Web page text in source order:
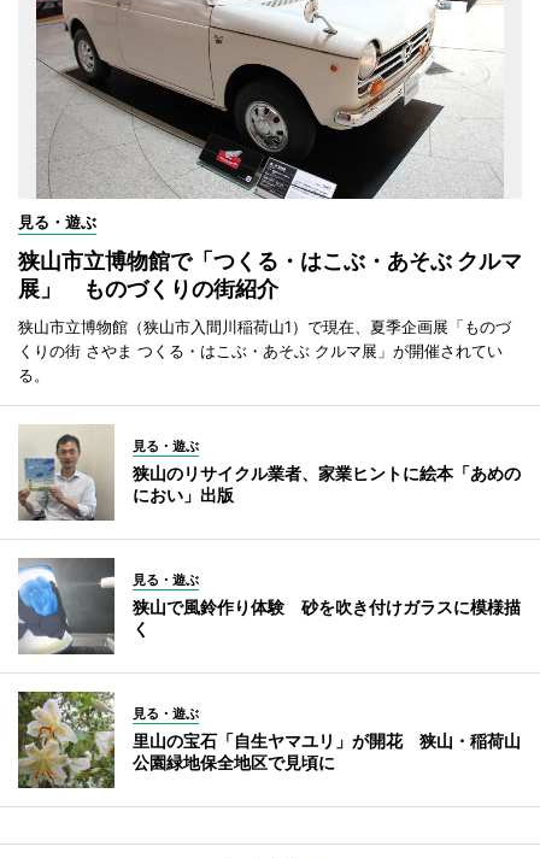
見る・遊ぶ
狭山市立博物館で「つくる・はこぶ・あそぶ クルマ
展」 ものづくりの街紹介
狭山市立博物館（狭山市入間川稲荷山1）で現在、夏季企画展「ものづ
くりの街 さやま つくる・はこぶ・あそぶ クルマ展」が開催されてい
る。
見る・遊ぶ
狭山のリサイクル業者、家業ヒントに絵本「あめの
におい」出版
見る・遊ぶ
狭山で風鈴作り体験 砂を吹き付けガラスに模様描
く
見る・遊ぶ
里山の宝石「自生ヤマユリ」が開花 狭山・稲荷山
公園緑地保全地区で見頃に